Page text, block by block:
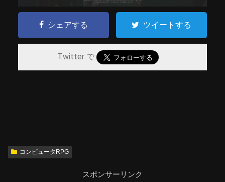
シェアする ツイートする
Twitter で
コンピュータRPG
スポンサーリンク